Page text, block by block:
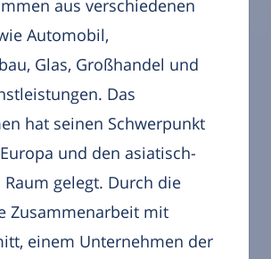
aus verschiedenen
Automobil,
Glas, Großhandel und
Das
hat seinen Schwerpunkt
und den asiatisch-
gelegt. Durch die
Zusammenarbeit mit
einem Unternehmen der